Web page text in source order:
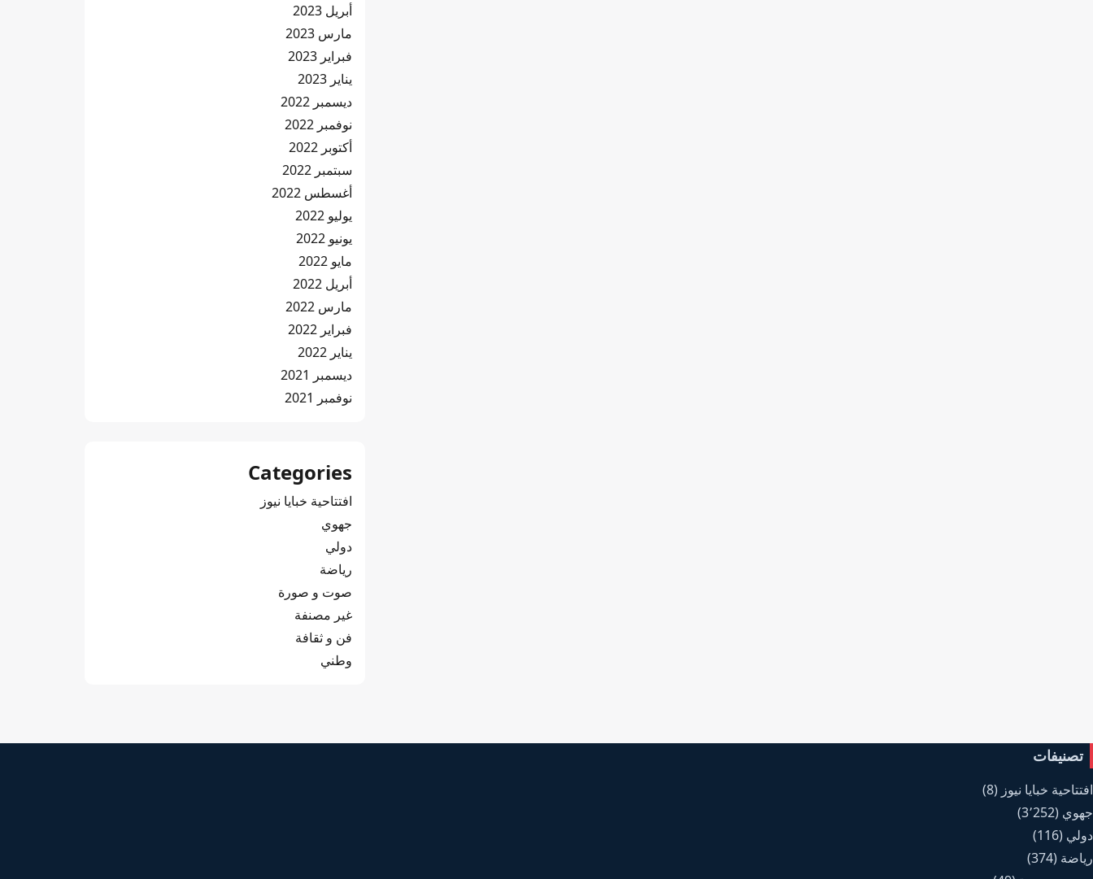
أبريل 2023
مارس 2023
فبراير 2023
يناير 2023
ديسمبر 2022
نوفمبر 2022
أكتوبر 2022
سبتمبر 2022
أغسطس 2022
يوليو 2022
يونيو 2022
مايو 2022
أبريل 2022
مارس 2022
فبراير 2022
يناير 2022
ديسمبر 2021
نوفمبر 2021
Categories
افتتاحية خبايا نيوز
جهوي
دولي
رياضة
صوت و صورة
غير مصنفة
فن و ثقافة
وطني
تصنيفات
افتتاحية خبايا نيوز (8)
جهوي (3٬252)
دولي (116)
رياضة (374)